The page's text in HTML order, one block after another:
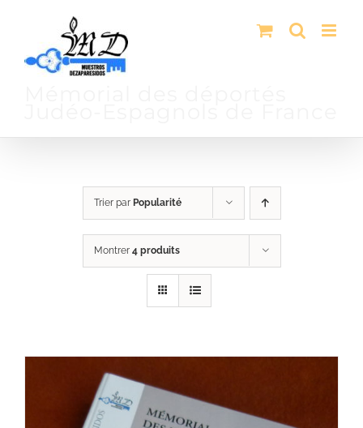
contenu
Trier par Popularité
Montrer 4 produits